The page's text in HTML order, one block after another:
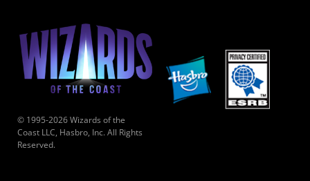
© 1995-2026 Wizards of the
Coast LLC, Hasbro, Inc. All Rights
Reserved.